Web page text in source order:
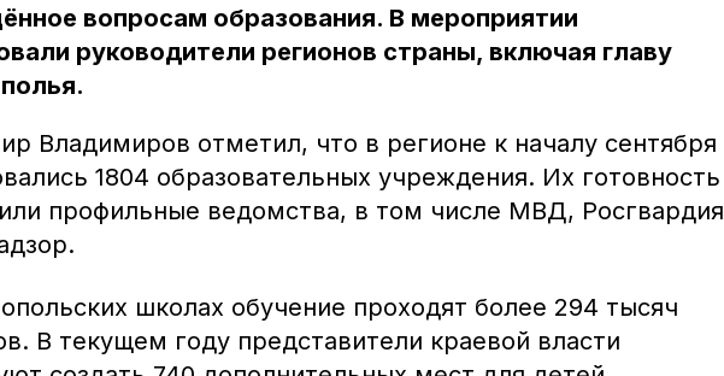
вопросам образования. В мероприятии
руководители регионов страны, включая главу
Владимиров отметил, что в регионе к началу сентября
1804 образовательных учреждения. Их готовность
профильные ведомства, в том числе МВД, Росгвардия
школах обучение проходят более 294 тысяч
В текущем году представители краевой власти